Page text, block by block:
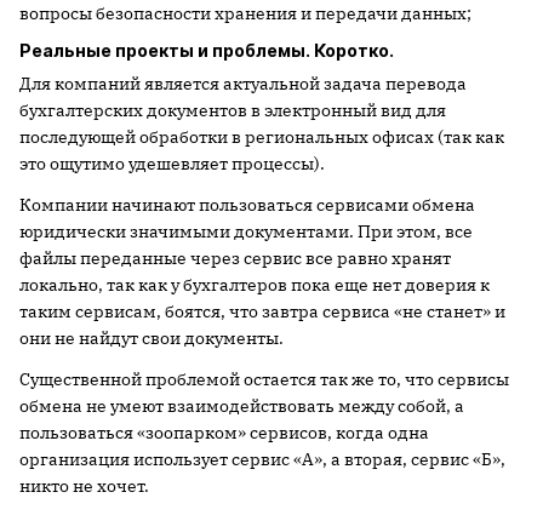
вопросы безопасности хранения и передачи данных;
Реальные проекты и проблемы. Коротко.
Для компаний является актуальной задача перевода
бухгалтерских документов в электронный вид для
последующей обработки в региональных офисах (так как
это ощутимо удешевляет процессы).
Компании начинают пользоваться сервисами обмена
юридически значимыми документами. При этом, все
файлы переданные через сервис все равно хранят
локально, так как у бухгалтеров пока еще нет доверия к
таким сервисам, боятся, что завтра сервиса «не станет» и
они не найдут свои документы.
Существенной проблемой остается так же то, что сервисы
обмена не умеют взаимодействовать между собой, а
пользоваться «зоопарком» сервисов, когда одна
организация использует сервис «А», а вторая, сервис «Б»,
никто не хочет.